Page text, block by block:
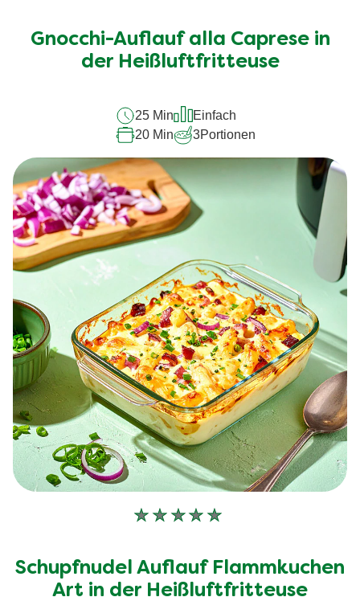
dieses
recipe
abgegeben
Gnocchi-Auflauf alla Caprese in
der Heißluftfritteuse
25 Min
Einfach
20 Min
3Portionen
Keine
dieses
recipe
Schupfnudel Auflauf Flammkuchen
Art in der Heißluftfritteuse